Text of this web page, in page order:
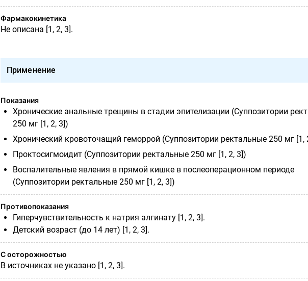
Фармакокинетика
Не описана [1, 2, 3].
Применение
Показания
Хронические анальные трещины в стадии эпителизации (Суппозитории
250 мг [1, 2, 3])
Хронический кровоточащий геморрой (Суппозитории ректальные 250 мг [1,
Проктосигмоидит (Суппозитории ректальные 250 мг [1, 2, 3])
Воспалительные явления в прямой кишке в послеоперационном периоде
(Суппозитории ректальные 250 мг [1, 2, 3])
Противопоказания
Гиперчувствительность к натрия алгинату [1, 2, 3].
Детский возраст (до 14 лет) [1, 2, 3].
С осторожностью
В источниках не указано [1, 2, 3].